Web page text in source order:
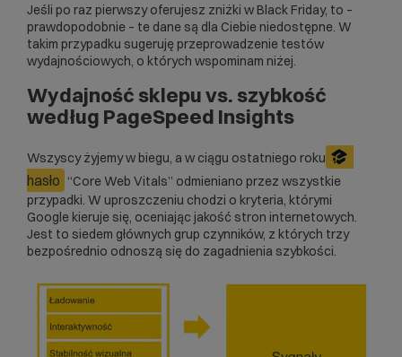
Jeśli po raz pierwszy oferujesz zniżki w Black Friday, to –
prawdopodobnie – te dane są dla Ciebie niedostępne. W
takim przypadku sugeruję przeprowadzenie testów
wydajnościowych, o których wspominam niżej.
Wydajność sklepu vs. szybkość
według PageSpeed Insights
Wszyscy żyjemy w biegu, a w ciągu ostatniego roku
hasło “Core Web Vitals” odmieniano przez wszystkie
przypadki. W uproszczeniu chodzi o kryteria, którymi
Google kieruje się, oceniając jakość stron internetowych.
Jest to siedem głównych grup czynników, z których trzy
bezpośrednio odnoszą się do zagadnienia szybkości.